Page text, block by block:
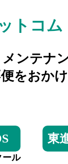
トコム
ンテナ
をおか
ール
東